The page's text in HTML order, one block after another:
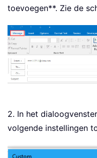
toevoegen**. Zie de
2. In het
volgende instellingen